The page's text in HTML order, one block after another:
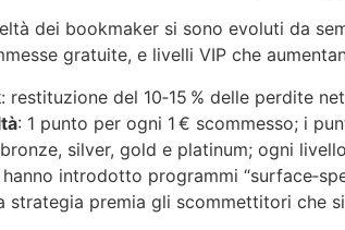
dei bookmaker si sono evoluti da
gratuite, e livelli VIP che
: restituzione del 10‑15 % delle perdite
: 1 punto per ogni 1 € scommesso; i
silver, gold e platinum; ogni
introdotto programmi
strategia premia gli scommettitori che